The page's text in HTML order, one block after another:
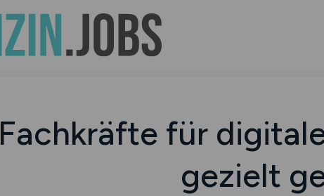
Fachkräfte für
gezielt